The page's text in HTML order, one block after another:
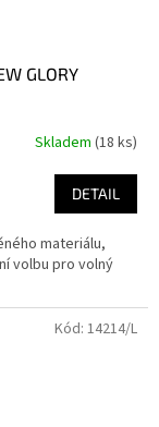
GLORY
Skladem (18 ks)
DETAIL
materiálu,
volbu pro volný
Kód: 14214/L